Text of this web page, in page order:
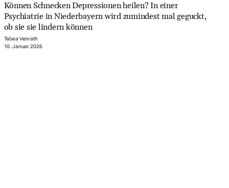
Können Schnecken Depressionen heilen? In einer
Psychiatrie in Niederbayern wird zumindest mal geguckt,
ob sie sie lindern können
Tabea Venrath
10. Januar 2026